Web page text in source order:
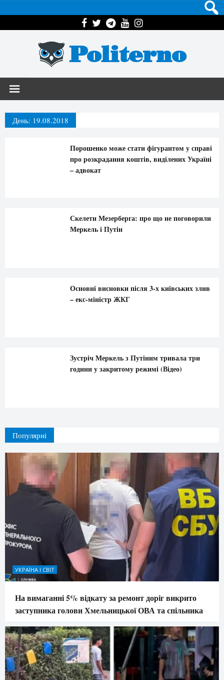
Politerno
День: 19.08.2018
Порошенко може стати фігурантом у справі
про розкрадання коштів, виділених Україні
– адвокат
Скелети Мезерберга: про що не поговорили
Меркель і Путін
Основні висновки після 3-х київських злив
– екс-міністр ЖКГ
Зустріч Меркель з Путіним тривала три
години у закритому режимі (Відео)
Популярні
УКРАЇНА І СВІТ
На вимаганні 5% відкату за ремонт доріг викрито
заступника голови Хмельницької ОВА та спільника